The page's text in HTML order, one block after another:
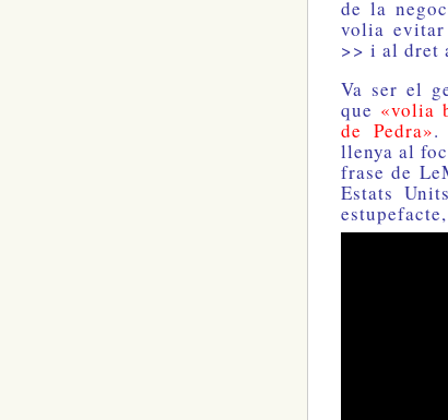
de la
volia
>> i al dret
Va ser el
que «volia
de Pedra».
llenya al
frase de
Estats